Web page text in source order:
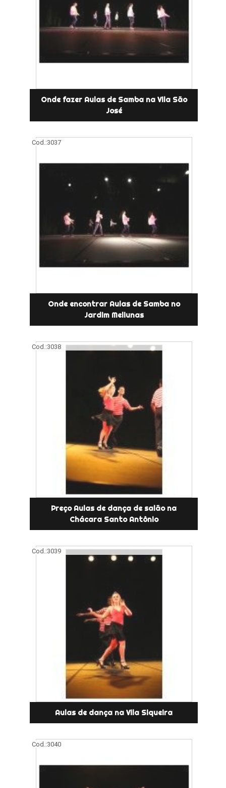
Onde fazer Aulas de Samba na Vila São
José
Cod.:3037
Onde encontrar Aulas de Samba no
Jardim Meliunas
Cod.:3038
Preço Aulas de dança de salão na
Chácara Santo Antônio
Cod.:3039
Aulas de dança na Vila Siqueira
Cod.:3040